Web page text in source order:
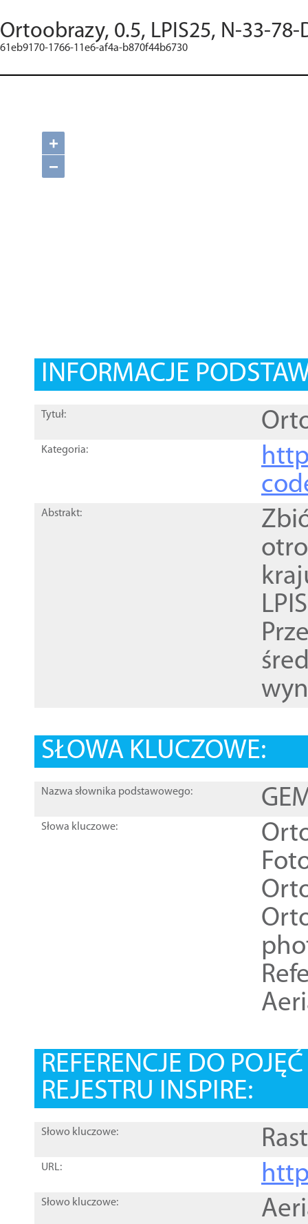
Ortoobrazy, 0.5, LPIS25, N-33-78-
61eb9170-1766-11e6-af4a-b870f44b6730
+
−
INFORMACJE
Tytuł:
Kategoria:
Abstrakt:
SŁOWA KLUCZOWE:
Nazwa słownika podstawowego:
Słowa kluczowe:
REFERENCJE DO
REJESTRU INSPIRE:
Słowo kluczowe:
URL:
Słowo kluczowe: